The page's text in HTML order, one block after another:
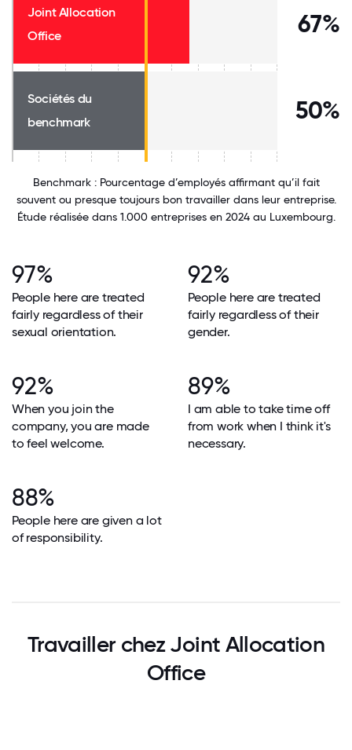
Joint Allocation
Office
67%
Sociétés du
benchmark
50%
Benchmark : Pourcentage d’employés affirmant qu’il fait
souvent ou presque toujours bon travailler dans leur entreprise.
Étude réalisée dans 1.000 entreprises en 2024 au Luxembourg.
97%
People here are treated
fairly regardless of their
sexual orientation.
92%
People here are treated
fairly regardless of their
gender.
92%
When you join the
company, you are made
to feel welcome.
89%
I am able to take time off
from work when I think it's
necessary.
88%
People here are given a lot
of responsibility.
Travailler chez Joint Allocation
Office